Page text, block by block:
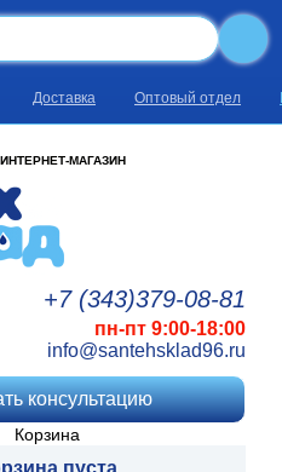
Доставка Оптовый отдел
ИНТЕРНЕТ-МАГАЗИН
+7 (343)379-08-81
пн-пт 9:00-18:00
info@santehsklad96.ru
консультацию
Корзина
пуста